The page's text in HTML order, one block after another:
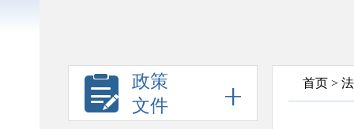
政策
文件
首页 >